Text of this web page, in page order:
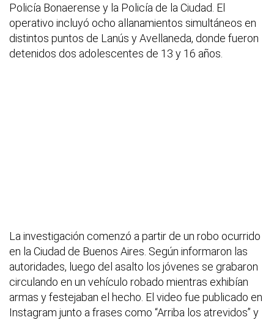
Policía Bonaerense y la Policía de la Ciudad. El
operativo incluyó ocho allanamientos simultáneos en
distintos puntos de Lanús y Avellaneda, donde fueron
detenidos dos adolescentes de 13 y 16 años.
La investigación comenzó a partir de un robo ocurrido
en la Ciudad de Buenos Aires. Según informaron las
autoridades, luego del asalto los jóvenes se grabaron
circulando en un vehículo robado mientras exhibían
armas y festejaban el hecho. El video fue publicado en
Instagram junto a frases como “Arriba los atrevidos” y